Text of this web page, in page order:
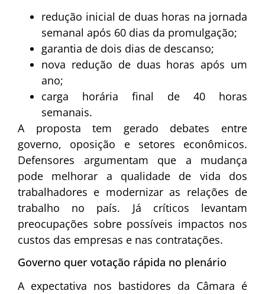
redução inicial de duas horas na jornada
semanal após 60 dias da promulgação;
garantia de dois dias de descanso;
nova redução de duas horas após um
ano;
carga horária final de 40 horas
semanais.
A proposta tem gerado debates entre
governo, oposição e setores econômicos.
Defensores argumentam que a mudança
pode melhorar a qualidade de vida dos
trabalhadores e modernizar as relações de
trabalho no país. Já críticos levantam
preocupações sobre possíveis impactos nos
custos das empresas e nas contratações.
Governo quer votação rápida no plenário
A expectativa nos bastidores da Câmara é